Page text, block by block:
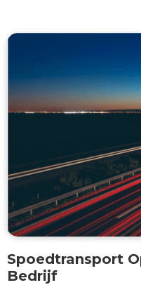
Spoedtransport
Bedrijf